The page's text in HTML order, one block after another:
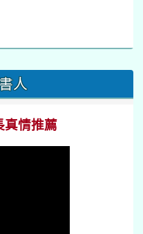
人
真情推薦